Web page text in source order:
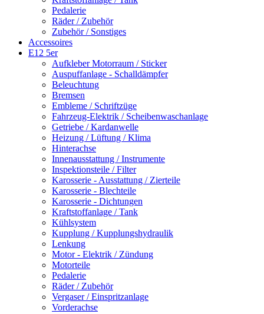
Pedalerie
Räder / Zubehör
Zubehör / Sonstiges
Accessoires
E12 5er
Aufkleber Motorraum / Sticker
Auspuffanlage - Schalldämpfer
Beleuchtung
Bremsen
Embleme / Schriftzüge
Fahrzeug-Elektrik / Scheibenwaschanlage
Getriebe / Kardanwelle
Heizung / Lüftung / Klima
Hinterachse
Innenausstattung / Instrumente
Inspektionsteile / Filter
Karosserie - Ausstattung / Zierteile
Karosserie - Blechteile
Karosserie - Dichtungen
Kraftstoffanlage / Tank
Kühlsystem
Kupplung / Kupplungshydraulik
Lenkung
Motor - Elektrik / Zündung
Motorteile
Pedalerie
Räder / Zubehör
Vergaser / Einspritzanlage
Vorderachse